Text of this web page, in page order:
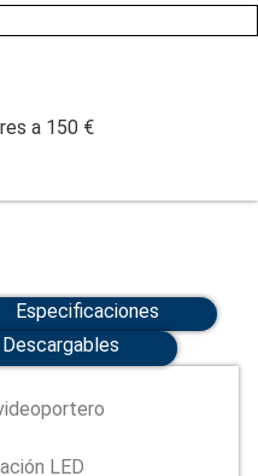
a 150 €
Especificaciones
Descargables
LED